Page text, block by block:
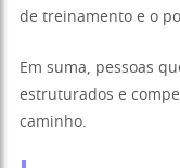
de treinamento e o
Em suma, pessoas
estruturados e
caminho.